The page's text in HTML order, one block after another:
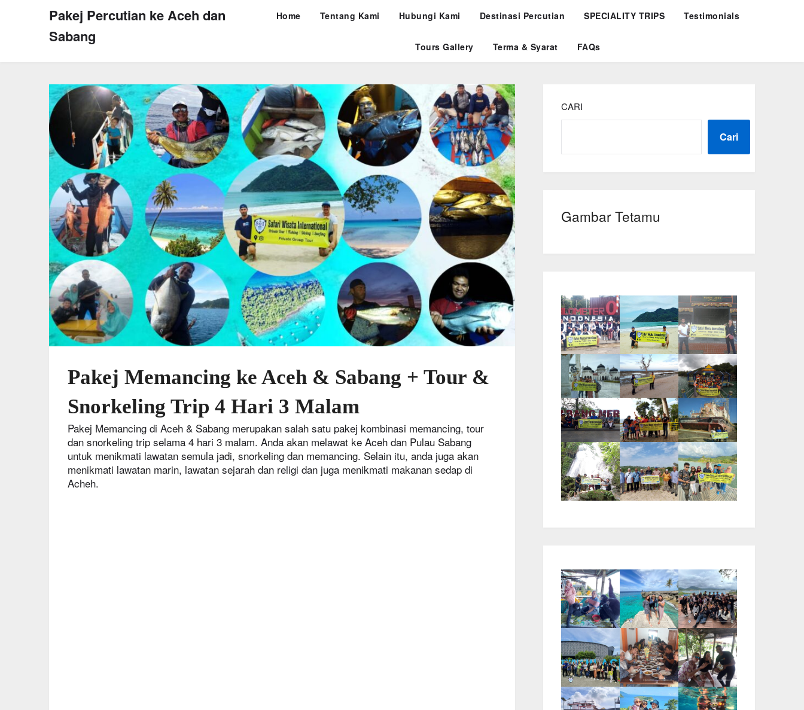
Pakej Percutian ke Aceh dan
Sabang
Home Tentang Kami Hubungi Kami Destinasi Percutian SPECIALITY TRIPS Testimonials
Tours Gallery Terma & Syarat FAQs
Pakej Memancing ke Aceh & Sabang + Tour &
Snorkeling Trip 4 Hari 3 Malam
Pakej Memancing di Aceh & Sabang merupakan salah satu pakej kombinasi memancing, tour
dan snorkeling trip selama 4 hari 3 malam. Anda akan melawat ke Aceh dan Pulau Sabang
untuk menikmati lawatan semula jadi, snorkeling dan memancing. Selain itu, anda juga akan
menikmati lawatan marin, lawatan sejarah dan religi dan juga menikmati makanan sedap di
Acheh.
CARI
Cari
Gambar Tetamu